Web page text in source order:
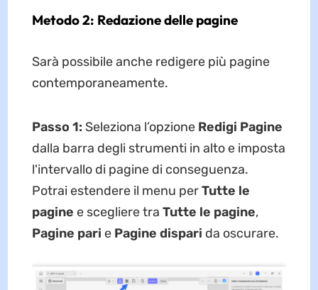
Metodo 2: Redazione delle pagine
Sarà possibile anche redigere più pagine
contemporaneamente.
Passo 1: Seleziona l’opzione Redigi Pagine
dalla barra degli strumenti in alto e imposta
l'intervallo di pagine di conseguenza.
Potrai estendere il menu perTutte le
pagine e scegliere tra Tutte le pagine,
Pagine pari e Pagine dispari da oscurare.